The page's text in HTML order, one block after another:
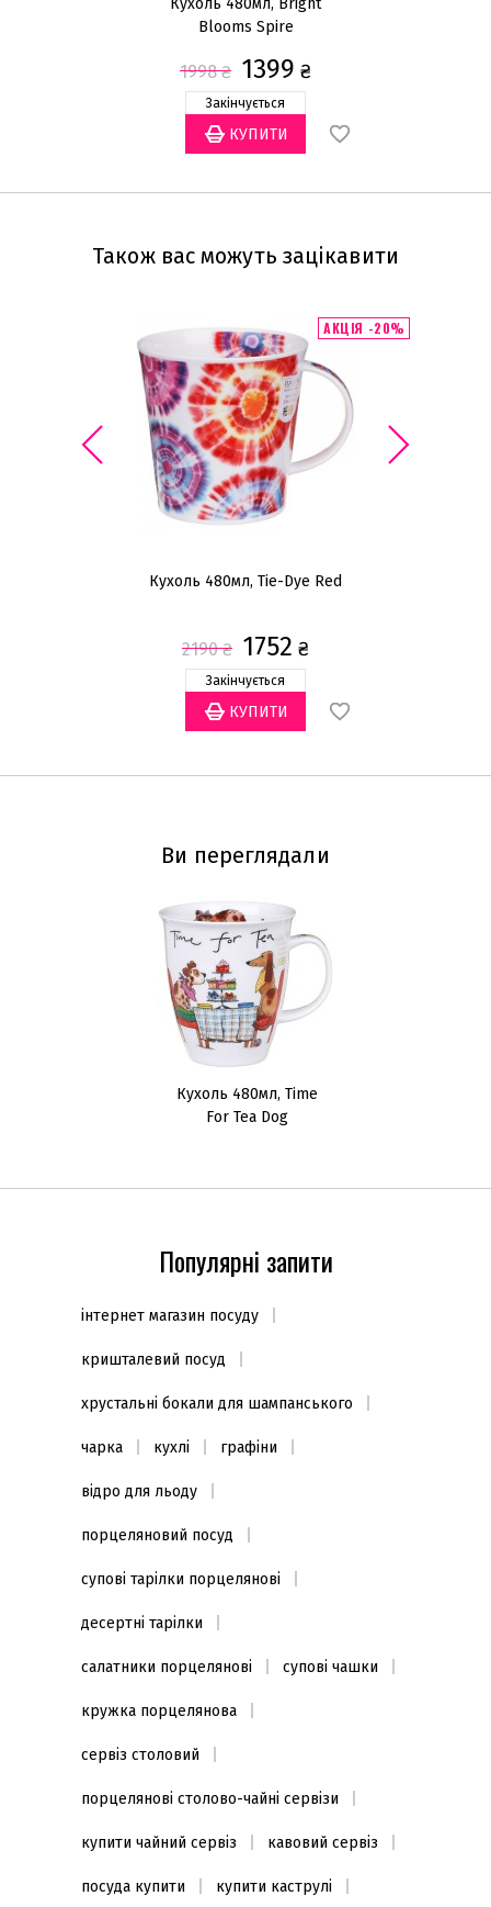
Кухоль 480мл, Bright
Blooms Spire
1998₴ 1399 ₴
Закінчується
Також вас можуть зацікавити
АКЦІЯ -20%
Кухоль 480мл, Tie-Dye Red
2190₴ 1752 ₴
Закінчується
Ви переглядали
Кухоль 480мл, Time
For Tea Dog
Популярні запити
інтернет магазин посуду
кришталевий посуд
хрустальні бокали для шампанського
чарка кухлі графіни
відро для льоду
порцеляновий посуд
супові тарілки порцелянові
десертні тарілки
салатники порцелянові супові чашки
кружка порцелянова
сервіз столовий
порцелянові столово-чайні сервізи
купити чайний сервіз кавовий сервіз
посуда купити купити каструлі